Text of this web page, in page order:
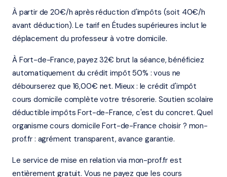
À partir de 20€/h après réduction d'impôts (soit 40€/h
avant déduction). Le tarif en Études supérieures inclut le
déplacement du professeur à votre domicile.
À Fort-de-France, payez 32€ brut la séance, bénéficiez
automatiquement du crédit impôt 50% : vous ne
débourserez que 16,00€ net. Mieux : le crédit d'impôt
cours domicile complète votre trésorerie. Soutien scolaire
déductible impôts Fort-de-France, c'est du concret. Quel
organisme cours domicile Fort-de-France choisir ? mon-
prof.fr : agrément transparent, avance garantie.
Le service de mise en relation via mon-prof.fr est
entièrement gratuit. Vous ne payez que les cours